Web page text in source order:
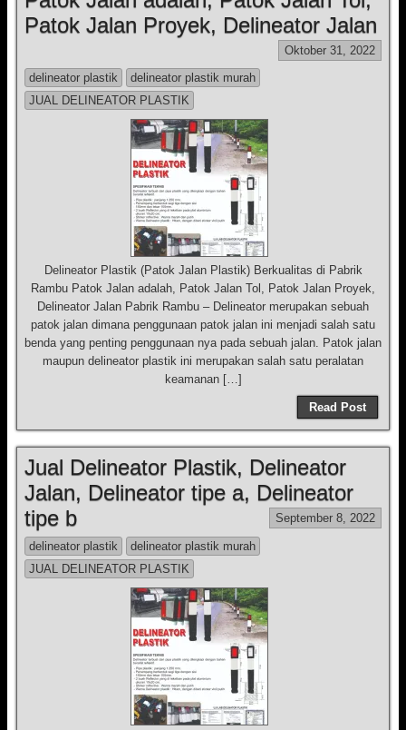
Patok Jalan Proyek, Delineator Jalan
Oktober 31, 2022
delineator plastik
delineator plastik murah
JUAL DELINEATOR PLASTIK
Delineator Plastik (Patok Jalan Plastik) Berkualitas di Pabrik
Rambu Patok Jalan adalah, Patok Jalan Tol, Patok Jalan Proyek,
Delineator Jalan Pabrik Rambu – Delineator merupakan sebuah
patok jalan dimana penggunaan patok jalan ini menjadi salah satu
benda yang penting penggunaan nya pada sebuah jalan. Patok jalan
maupun delineator plastik ini merupakan salah satu peralatan
keamanan […]
Read Post
Jual Delineator Plastik, Delineator
Jalan, Delineator tipe a, Delineator
tipe b
September 8, 2022
delineator plastik
delineator plastik murah
JUAL DELINEATOR PLASTIK